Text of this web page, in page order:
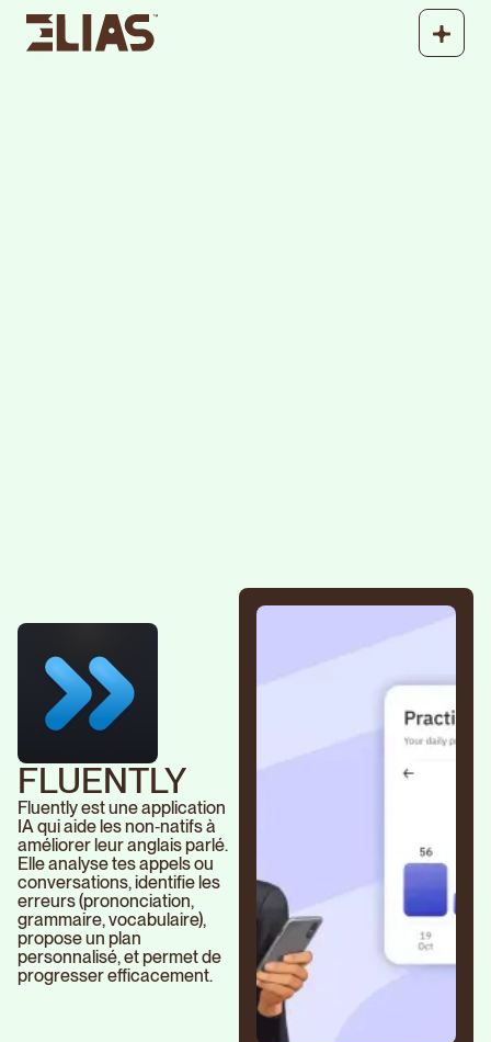
FLUENTLY
Fluently est une application
IA qui aide les non‑natifs à
améliorer leur anglais parlé.
Elle analyse tes appels ou
conversations, identifie les
erreurs (prononciation,
grammaire, vocabulaire),
propose un plan
personnalisé, et permet de
progresser efficacement.